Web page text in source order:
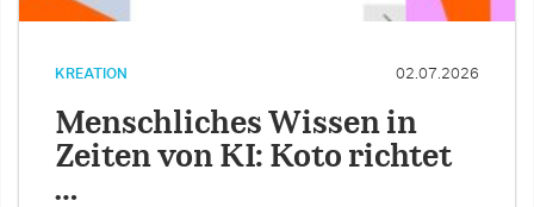
KREATION 02.07.2026
Menschliches Wissen in
Zeiten von KI: Koto richtet
…